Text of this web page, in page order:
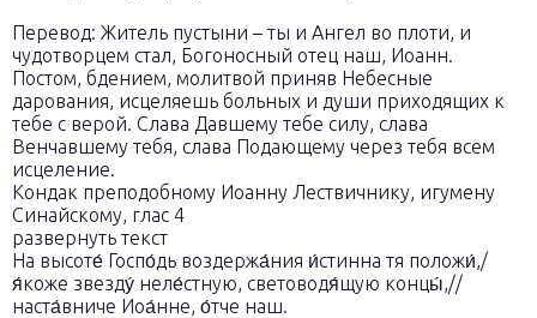
Перевод: Житель пустыни – ты и Ангел во плоти, и
чудотворцем стал, Богоносный отец наш, Иоанн.
Постом, бдением, молитвой приняв Небесные
дарования, исцеляешь больных и души приходящих к
тебе с верой. Слава Давшему тебе силу, слава
Венчавшему тебя, слава Подающему через тебя всем
исцеление.
Кондак преподобному Иоанну Лествичнику, игумену
Синайскому, глас 4
развернуть текст
На высоте́ Госпо́дь воздержа́ния и́стинна тя положи́,/
я́коже звезду́ неле́стную, световодя́щую концы́,//
наста́вниче Иоа́нне, о́тче наш.